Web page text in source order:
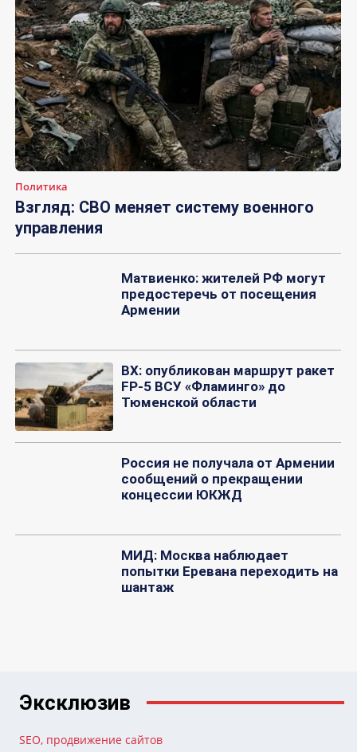
Политика
Взгляд: СВО меняет систему военного
управления
Матвиенко: жителей РФ могут
предостеречь от посещения
Армении
ВХ: опубликован маршрут ракет
FP-5 ВСУ «Фламинго» до
Тюменской области
Россия не получала от Армении
сообщений о прекращении
концессии ЮКЖД
МИД: Москва наблюдает
попытки Еревана переходить на
шантаж
Эксклюзив
SEO, продвижение сайтов